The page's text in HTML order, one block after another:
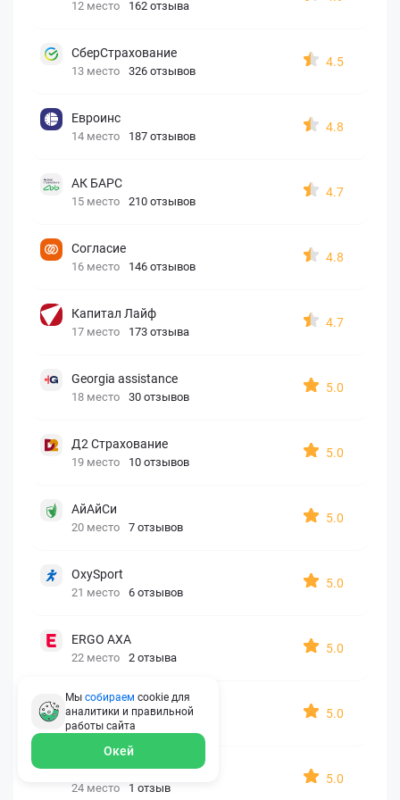
12 место 162 отзыва
СберСтрахование
13 место 326 отзывов
4.5
Евроинс
14 место 187 отзывов
4.8
АК БАРС
15 место 210 отзывов
4.7
Согласие
16 место 146 отзывов
4.8
Капитал Лайф
17 место 173 отзыва
4.7
Georgia assistance
18 место 30 отзывов
5.0
Д2 Страхование
19 место 10 отзывов
5.0
АйАйСи
20 место 7 отзывов
5.0
OxySport
21 место 6 отзывов
5.0
ERGO AXA
22 место 2 отзыва
5.0
Oxy Travel Premium
23 место 1 отзыв
5.0
УралСиб
24 место 1 отзыв
5.0
Мы собираем cookie для
аналитики и правильной
работы сайта
Окей